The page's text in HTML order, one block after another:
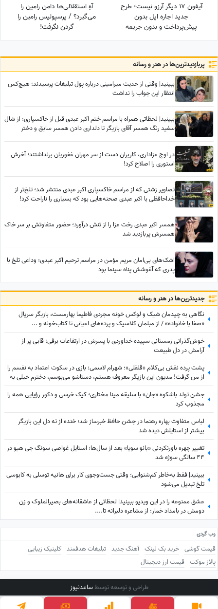
آیفون 17 دیگر آرزو نیست؛ طرح
جدید اجاره اپل بدون
پیش‌پرداخت و بدون جریمه
آهِ استقلالی‌ها دامن رامین را
می‌گیرد؟ / پرسپولیس رامین را
گردن نگرفت!
پربازدید‌ترین‌ها در هنر و رسانه
ببینید| وقتی از حدیث میرامینی درباره پول تبلیغات پرسیدند؛ هیچ‌کس
انتظار این جواب را نداشت
ببینید| لحظاتی همراه با مراسم ختم اکبر عبدی قبل از خاکسپاری؛ از شال
سفید رنگ همسر آقای بازیگر تا دلداری دادن همسر سابق و دختر
در اوج عزاداری، کاربران دست از سر مهران غفوریان برنداشتند؛ آخرش
استوری را اصلاح کرد!
تصاویر زشتی که از مراسم خاکسپاری اکبر عبدی منتشر شد؛ تلخ‌تر از
خداحافظی با اکبر عبدی صحنه‌هایی بود که بسیاری را ناراحت کرد!
همسر اکبر عبدی رخت عزا را از تنش درآورد؛ حضور متفاوتش بر سر خاک
همسرش پربازدید شد
اشک‌های بی‌امان مریم مؤمن در مراسم ترحیم اکبر عبدی؛ وداعی تلخ با
پدری که آغوشش پناه سینما بود
جدید‌ترین‌ها در هنر و رسانه
نگاهی به چیدمان شیک و لوکس خونه مجردی فاطیما بهارمست، بازیگر سریال
«صفا با خانواده» / از مبلمان کلاسیک و پرده‌های اعیانی تا کتاب‌خونه و ...
خوش‌گذرانی زمستانی سپیده خداوردی با پسرش در ارتفاعات برفی؛ قابی پر از
آرامش در دل طبیعت
پشت پرده نقش بی‌کلام «قلقلی»؛ شهرام لاسمی: بازی در سکوت اعتماد به نفسم را
از من گرفت! مدیون این بازیگر معروف هستم، دستاشو می‌بوسم، دخترم خیلی به
من کمک کرد+ویدئو
جشن تولد باشکوه «جان» با سلیقه مینا مختاری؛ کیک خرسی و دکور رؤیایی همه را
مجذوب کرد
لباس متفاوت بهاره رهنما در جشن حافظ خبرساز شد؛ خنده از ته دل این بازیگر
بیشتر از استایلش دیده شد
تغییر چهره باورنکردنی «بانو سویا» بعد از سال‌ها؛ استایل غواصی سونگ جی هیو در
44 سالگی سوژه شد
ببینید| فقط به‌خاطر کم‌شنوایی؛ وقتی جست‌وجوی کار برای هانیه توسلی به کابوسی
تلخ تبدیل می‌شود
عشق ممنوعه را در این ویدیو ببینید| لحظاتی از عاشقانه‌های بصیرالملوک و زن
دومش در بامداد خمار؛ از مشاعره دلبرانه تا....
وب گردی
قیمت گوشی خرید بک لینک آهنگ جدید تبلیغات هدفمند کلینیک زیبایی
پالاز موکت قیمت ارز دیجیتال
طراحی و توسعه توسطساعدنیوز